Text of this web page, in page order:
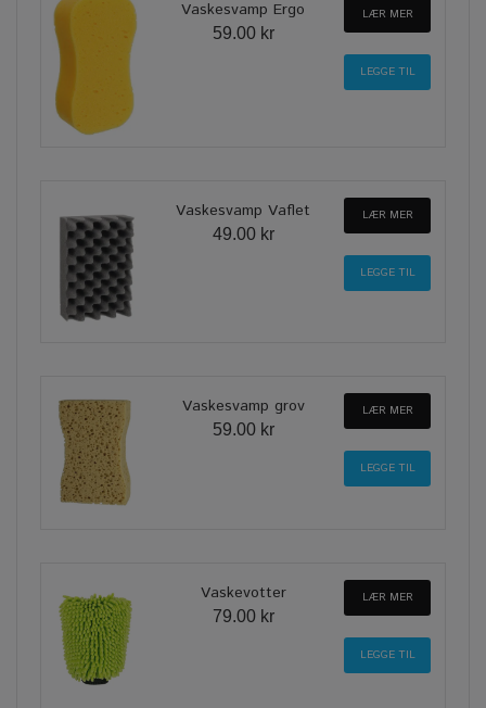
Vaskesvamp Ergo
59.00 kr
LÆR MER
Vaskesvamp Vaflet
49.00 kr
LÆR MER
Vaskesvamp grov
59.00 kr
LÆR MER
Vaskevotter
79.00 kr
LÆR MER